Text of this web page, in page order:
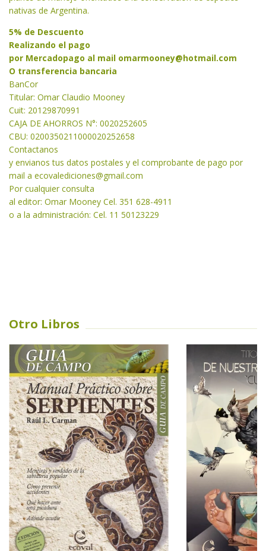
nativas de Argentina.
5% de Descuento
Realizando el pago
por Mercadopago al mail omarmooney@hotmail.com
O transferencia bancaria
BanCor
Titular: Omar Claudio Mooney
Cuit: 20129870991
CAJA DE AHORROS N°: 0020252605
CBU: 0200350211000020252658
Contactanos
y envianos tus datos postales y el comprobante de pago por
mail a ecovalediciones@gmail.com
Por cualquier consulta
al editor: Omar Mooney Cel. 351 628-4911
o a la administración: Cel. 11 50123229
Otro Libros